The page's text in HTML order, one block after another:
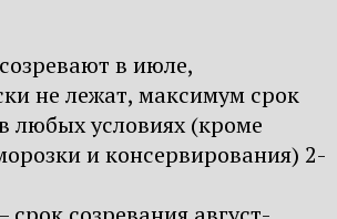
в июле,
не лежат, максимум срок
любых условиях (кроме
и консервирования) 2-